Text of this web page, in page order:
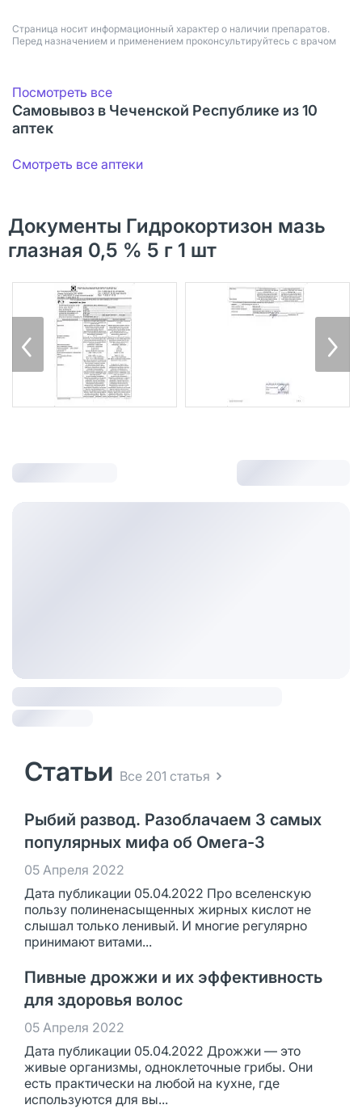
Страница носит информационный характер о наличии препаратов.
Перед назначением и применением проконсультируйтесь с врачом
Посмотреть все
Самовывоз в Чеченской Республике из 10
аптек
Смотреть все аптеки
Документы Гидрокортизон мазь
глазная 0,5 % 5 г 1 шт
Статьи Все 201 статья
Рыбий развод. Разоблачаем 3 самых
популярных мифа об Омега-3
05 Апреля 2022
Дата публикации 05.04.2022 Про вселенскую
пользу полиненасыщенных жирных кислот не
слышал только ленивый. И многие регулярно
принимают витами...
Пивные дрожжи и их эффективность
для здоровья волос
05 Апреля 2022
Дата публикации 05.04.2022 Дрожжи — это
живые организмы, одноклеточные грибы. Они
есть практически на любой на кухне, где
используются для вы...